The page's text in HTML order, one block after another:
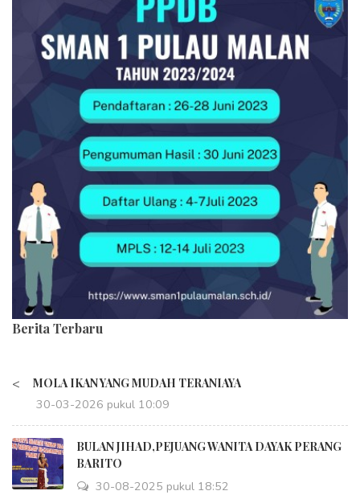
Berita Terbaru
< MOLA IKAN YANG MUDAH TERANIAYA
30-03-2026 pukul 10:09
BULAN JIHAD,PEJUANG WANITA DAYAK PERANG
BARITO
30-08-2025 pukul 18:52